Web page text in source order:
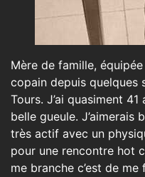
Mère de famille,
copain depuis quelques
Tours. J’ai quasiment 41
belle gueule. J’aimerais
très actif avec un
pour une rencontre hot
me branche c’est de